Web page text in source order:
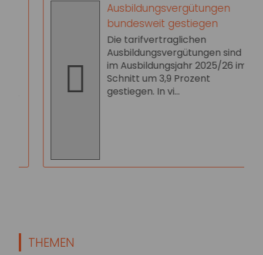
Ausbildungsvergütungen
bundesweit gestiegen
Die tarifvertraglichen
Ausbildungsvergütungen sind
im Ausbildungsjahr 2025/26 im
Schnitt um 3,9 Prozent
gestiegen. In vi...
THEMEN